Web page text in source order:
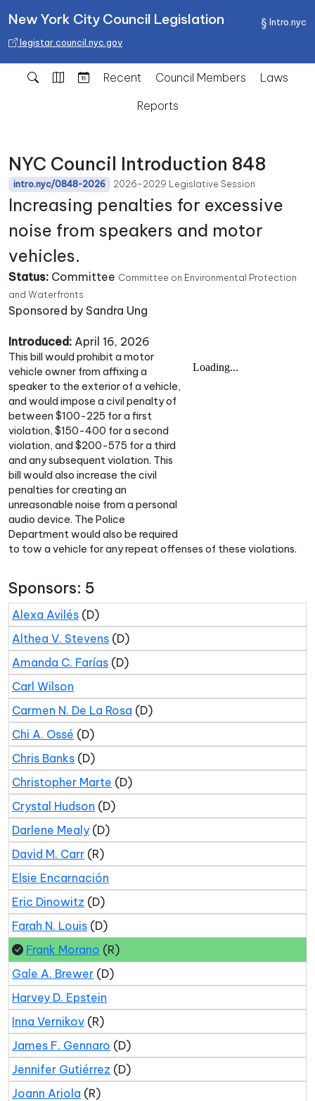
Intro.nyc
New York City Council Legislation
legistar.council.nyc.gov
Recent Council Members
Laws
Reports
NYC Council Introduction 848
intro.nyc/0848-2026 2026-2029 Legislative Session
Increasing penalties for excessive
noise from speakers and motor
vehicles.
Status: Committee Committee on Environmental Protection
and Waterfronts
Sponsored by Sandra Ung
Introduced: April 16, 2026
This bill would prohibit a motor
vehicle owner from affixing a
speaker to the exterior of a vehicle,
and would impose a civil penalty of
between $100-225 for a first
violation, $150-400 for a second
violation, and $200-575 for a third
and any subsequent violation. This
bill would also increase the civil
penalties for creating an
unreasonable noise from a personal
audio device. The Police
Department would also be required
to tow a vehicle for any repeat offenses of these violations.
Sponsors: 5
Alexa Avilés (D)
Althea V. Stevens (D)
Amanda C. Farías (D)
Carl Wilson
Carmen N. De La Rosa (D)
Chi A. Ossé (D)
Chris Banks (D)
Christopher Marte (D)
Crystal Hudson (D)
Darlene Mealy (D)
David M. Carr (R)
Elsie Encarnación
Eric Dinowitz (D)
Farah N. Louis (D)
Frank Morano (R)
Gale A. Brewer (D)
Harvey D. Epstein
Inna Vernikov (R)
James F. Gennaro (D)
Jennifer Gutiérrez (D)
Joann Ariola (R)